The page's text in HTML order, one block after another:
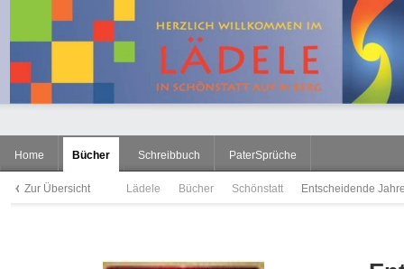
Home Bücher Schreibbuch PaterSprüche
Zur Übersicht Lädele Bücher Schönstatt Entscheidende